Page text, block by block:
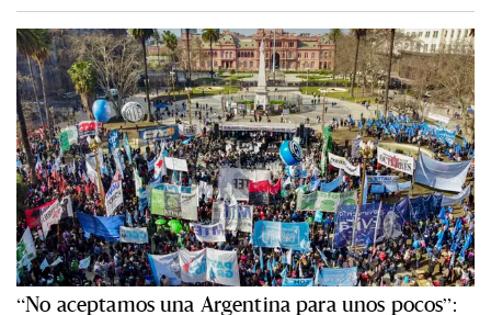
“No aceptamos una Argentina para unos pocos”: